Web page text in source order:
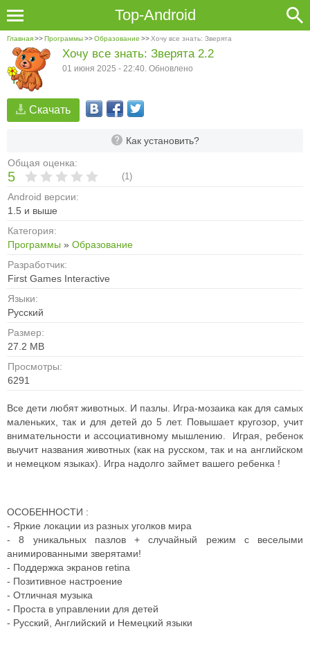
Top-Android
Главная>>Программы>>Образование >>Хочу все знать: Зверята
Скачать
Как установить?
Общая оценка:
5 (1)
Android версии:
1.5 и выше
Категория:
Программы » Образование
Разработчик:
First Games Interactive
Языки:
Русский
Размер:
27.2 MB
Просмотры:
6291
Хочу все знать: Зверята 2.2
01 июня 2025 - 22:40. Обновлено
Все дети любят животных. И пазлы. Игра-мозаика как для самых
маленьких, так и для детей до 5 лет. Повышает кругозор, учит
внимательности и ассоциативному мышлению. Играя, ребенок
выучит названия животных (как на русском, так и на английском
и немецком языках). Игра надолго займет вашего ребенка !
ОСОБЕННОСТИ :
- Яркие локации из разных уголков мира
- 8 уникальных пазлов + случайный режим с веселыми
анимированными зверятами!
- Поддержка экранов retina
- Позитивное настроение
- Отличная музыка
- Проста в управлении для детей
- Русский, Английский и Немецкий языки